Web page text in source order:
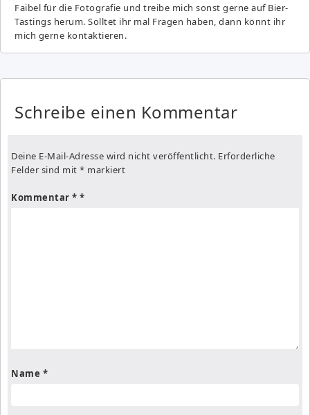
Faibel für die Fotografie und treibe mich sonst gerne auf Bier-
Tastings herum. Solltet ihr mal Fragen haben, dann könnt ihr
mich gerne kontaktieren.
Schreibe einen Kommentar
Deine E-Mail-Adresse wird nicht veröffentlicht. Erforderliche
Felder sind mit * markiert
Kommentar *
Name *